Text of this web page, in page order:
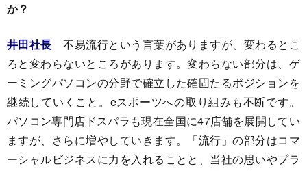
か？
井田社長 不易流行という言葉がありますが、変わるとこ
ろと変わらないところがあります。変わらない部分は、ゲ
ーミングパソコンの分野で確立した確固たるポジションを
継続していくこと。eスポーツへの取り組みも不断です。
パソコン専門店ドスパラも現在全国に47店舗を展開してい
ますが、さらに増やしていきます。「流行」の部分はコマ
ーシャルビジネスに力を入れることと、当社の思いやプラ